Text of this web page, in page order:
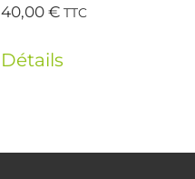
40,00€ TTC
Détails